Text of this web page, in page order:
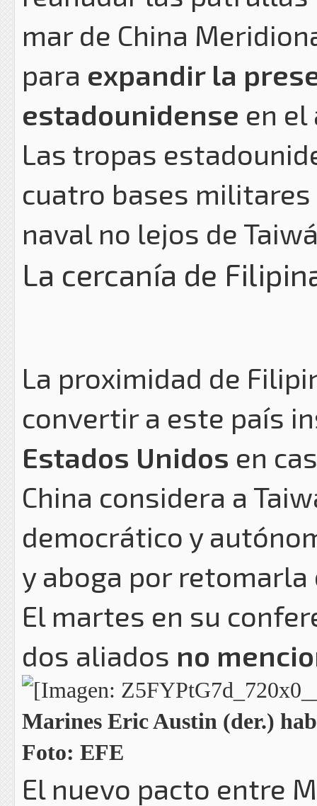
mar de China
para expandir la
estadounidense en el
Las tropas
cuatro bases
naval no lejos de
La cercanía de
La proximidad de
convertir a este país
Estados Unidos en
China considera a
democrático y
y aboga por
El martes en su
dos aliados no
Marines Eric Austin (der.)
Foto: EFE
El nuevo pacto entre